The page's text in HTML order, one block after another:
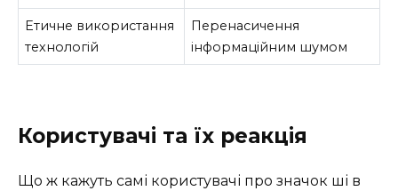
Етичне використання
технологій
Перенасичення
інформаційним шумом
Користувачі та їх реакція
Що ж кажуть самі користувачі про значок ші в